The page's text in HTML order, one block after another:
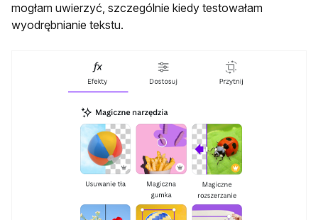
mogłam uwierzyć, szczególnie kiedy testowałam
wyodrębnianie tekstu.